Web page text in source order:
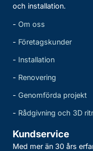
och installation.
- Om oss
- Företagskunder
- Installation
- Renovering
- Genomförda projekt
- Rådgivning och 3D
Kundservice
Med mer än 30 års